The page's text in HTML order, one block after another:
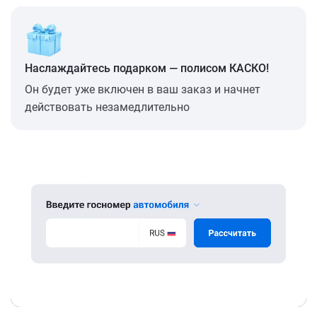
Наслаждайтесь подарком — полисом КАСКО!
Он будет уже включен в ваш заказ и начнет
действовать незамедлительно